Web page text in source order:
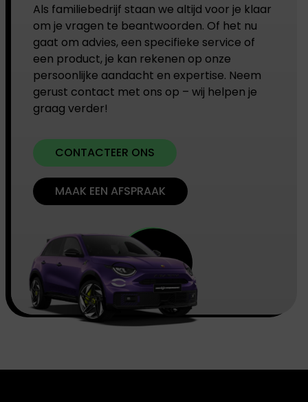
Als familiebedrijf staan we altijd voor je klaar
om je vragen te beantwoorden. Of het nu
gaat om advies, een specifieke service of
een product, je kan rekenen op onze
persoonlijke aandacht en expertise. Neem
gerust contact met ons op – wij helpen je
graag verder!
CONTACTEER ONS
MAAK EEN AFSPRAAK